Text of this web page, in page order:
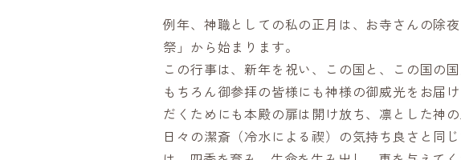
例年、神職としての私の正月は、お寺さんの除
祭」から始まります。
この行事は、新年を祝い、この国と、この国の
もちろん御参拝の皆様にも神様の御威光をお届
だくためにも本殿の扉は開け放ち、凛とした神
日々の潔斎（冷水による禊）の気持ち良さと同